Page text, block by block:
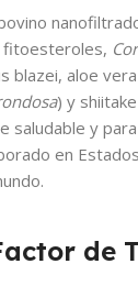
fitoesteroles,
blazei, aloe
) y
saludable y
en
de